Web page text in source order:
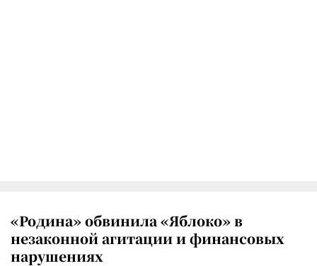
«Родина» обвинила «Яблоко» в
незаконной агитации и финансовых
нарушениях